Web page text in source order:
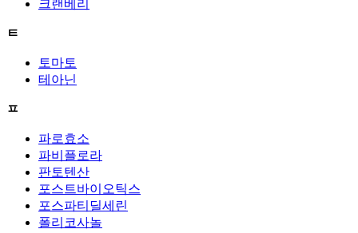
크랜베리
ㅌ
토마토
테아닌
ㅍ
파로효소
파비플로라
판토텐산
포스트바이오틱스
포스파티딜세린
폴리코사놀